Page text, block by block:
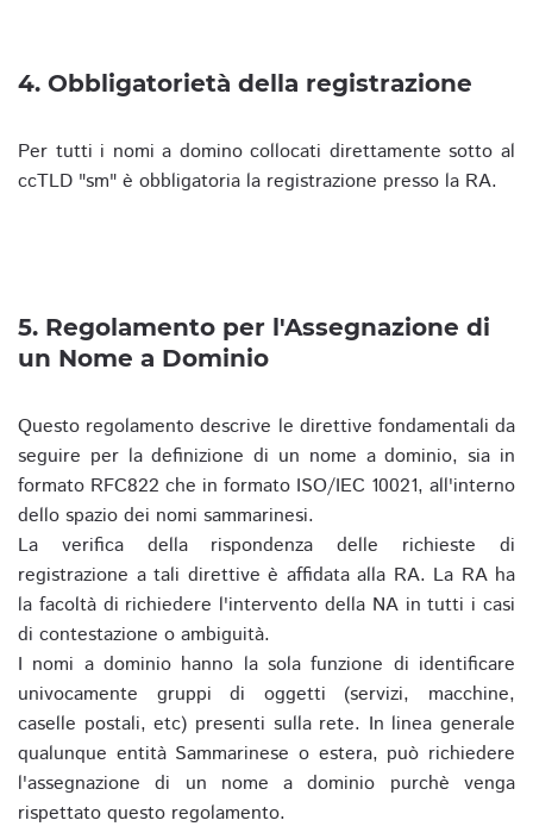
4. Obbligatorietà della registrazione
Per tutti i nomi a domino collocati direttamente sotto al
ccTLD "sm" è obbligatoria la registrazione presso la RA.
5. Regolamento per l'Assegnazione di
un Nome a Dominio
Questo regolamento descrive le direttive fondamentali da
seguire per la definizione di un nome a dominio, sia in
formato RFC822 che in formato ISO/IEC 10021, all'interno
dello spazio dei nomi sammarinesi.
La verifica della rispondenza delle richieste di
registrazione a tali direttive è affidata alla RA. La RA ha
la facoltà di richiedere l'intervento della NA in tutti i casi
di contestazione o ambiguità.
I nomi a dominio hanno la sola funzione di identificare
univocamente gruppi di oggetti (servizi, macchine,
caselle postali, etc) presenti sulla rete. In linea generale
qualunque entità Sammarinese o estera, può richiedere
l'assegnazione di un nome a dominio purchè venga
rispettato questo regolamento.